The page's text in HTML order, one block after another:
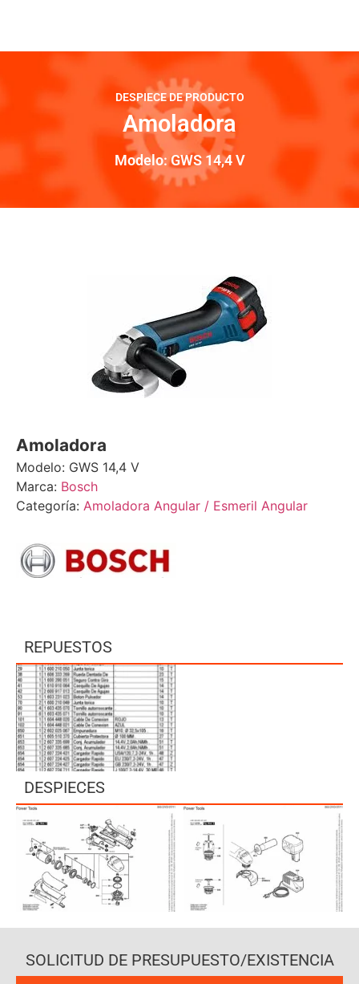
DESPIECE DE PRODUCTO
Amoladora
Modelo: GWS 14,4 V
Amoladora
Modelo: GWS 14,4 V
Marca: Bosch
Categoría: Amoladora Angular / Esmeril Angular
REPUESTOS
DESPIECES
SOLICITUD DE PRESUPUESTO/EXISTENCIA